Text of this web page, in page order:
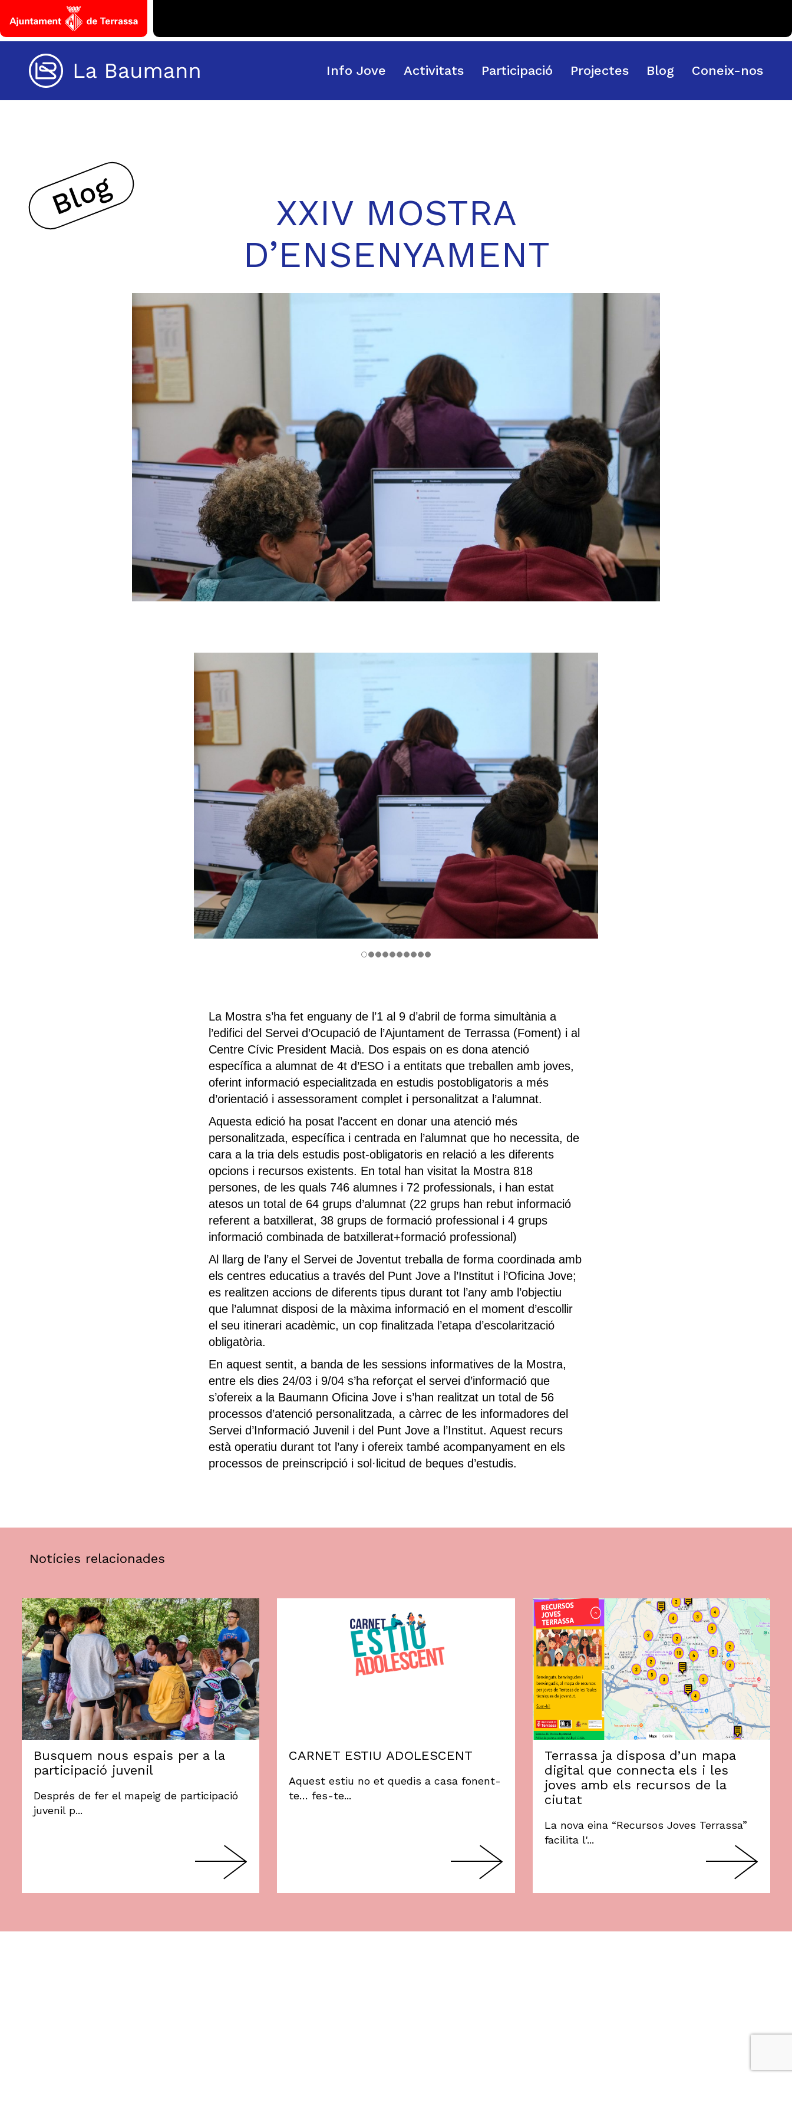
Saltar al contenido
Baumann
Info Jove Activitats Participació Projectes Blog Coneix-nos
Blog
XXIV MOSTRA
D’ENSENYAMENT
La Mostra s’ha fet enguany de l’1 al 9 d’abril de forma simultània a
l’edifici del Servei d’Ocupació de l’Ajuntament de Terrassa (Foment) i al
Centre Cívic President Macià. Dos espais on es dona atenció
específica a alumnat de 4t d’ESO i a entitats que treballen amb joves,
oferint informació especialitzada en estudis postobligatoris a més
d’orientació i assessorament complet i personalitzat a l’alumnat.
Aquesta edició ha posat l’accent en donar una atenció més
personalitzada, específica i centrada en l’alumnat que ho necessita, de
cara a la tria dels estudis post-obligatoris en relació a les diferents
opcions i recursos existents. En total han visitat la Mostra 818
persones, de les quals 746 alumnes i 72 professionals, i han estat
atesos un total de 64 grups d’alumnat (22 grups han rebut informació
referent a batxillerat, 38 grups de formació professional i 4 grups
informació combinada de batxillerat+formació professional)
Al llarg de l’any el Servei de Joventut treballa de forma coordinada amb
els centres educatius a través del Punt Jove a l’Institut i l’Oficina Jove;
es realitzen accions de diferents tipus durant tot l’any amb l’objectiu
que l’alumnat disposi de la màxima informació en el moment d’escollir
el seu itinerari acadèmic, un cop finalitzada l’etapa d’escolarització
obligatòria.
En aquest sentit, a banda de les sessions informatives de la Mostra,
entre els dies 24/03 i 9/04 s’ha reforçat el servei d’informació que
s’ofereix a la Baumann Oficina Jove i s’han realitzat un total de 56
processos d’atenció personalitzada, a càrrec de les informadores del
Servei d’Informació Juvenil i del Punt Jove a l’Institut. Aquest recurs
està operatiu durant tot l’any i ofereix també acompanyament en els
processos de preinscripció i sol·licitud de beques d’estudis.
Notícies relacionades
Busquem nous espais per a la
participació juvenil
Després de fer el mapeig de participació
juvenil p...
CARNET ESTIU ADOLESCENT
Aquest estiu no et quedis a casa fonent-
te… fes-te...
Terrassa ja disposa d’un mapa
digital que connecta els i les
joves amb els recursos de la
ciutat
La nova eina “Recursos Joves Terrassa”
facilita l'...